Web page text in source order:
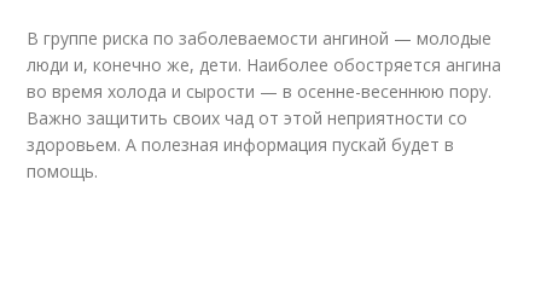
В группе риска по заболеваемости ангиной — молодые
люди и, конечно же, дети. Наиболее обостряется ангина
во время холода и сырости — в осенне-весеннюю пору.
Важно защитить своих чад от этой неприятности со
здоровьем. А полезная информация пускай будет в
помощь.